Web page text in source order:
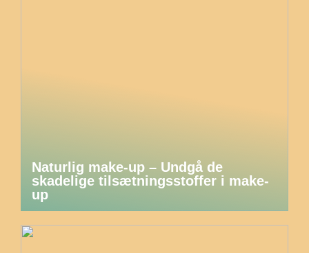
Naturlig make-up – Undgå de
skadelige tilsætningsstoffer i make-
up